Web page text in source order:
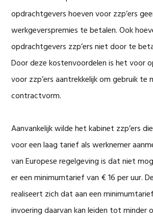
opdrachtgevers hoeven voor zzp’ers
werkgeverspremies te betalen. Ook
opdrachtgevers zzp’ers niet door te
Door deze kostenvoordelen is het voor
voor zzp’ers aantrekkelijk om gebruik te
contractvorm.
Aanvankelijk wilde het kabinet zzp’ers
voor een laag tarief als werknemer
van Europese regelgeving is dat niet
er een minimumtarief van € 16 per uur.
realiseert zich dat aan een
invoering daarvan kan leiden tot minder